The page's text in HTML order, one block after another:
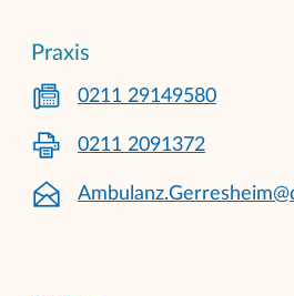
Praxis
0211 29149580
0211 2091372